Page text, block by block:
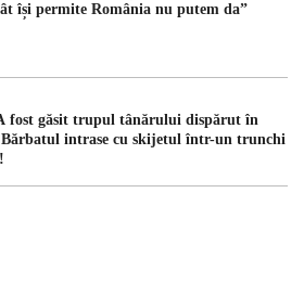
își permite România nu putem da”
fost găsit trupul tânărului dispărut în
intrase cu skijetul într-un trunchi